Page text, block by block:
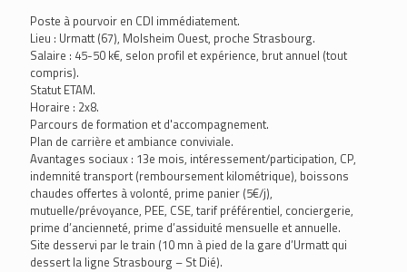
Poste à pourvoir en CDI immédiatement.
Lieu : Urmatt (67), Molsheim Ouest, proche Strasbourg.
Salaire : 45-50 k€, selon profil et expérience, brut annuel (tout
compris).
Statut ETAM.
Horaire : 2x8.
Parcours de formation et d'accompagnement.
Plan de carrière et ambiance conviviale.
Avantages sociaux : 13e mois, intéressement/participation, CP,
indemnité transport (remboursement kilométrique), boissons
chaudes offertes à volonté, prime panier (5€/j),
mutuelle/prévoyance, PEE, CSE, tarif préférentiel, conciergerie,
prime d’ancienneté, prime d’assiduité mensuelle et annuelle.
Site desservi par le train (10 mn à pied de la gare d’Urmatt qui
dessert la ligne Strasbourg – St Dié).